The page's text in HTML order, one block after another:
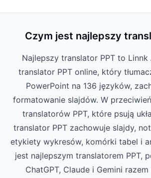
Czym jest najlepszy
Najlepszy translator PPT to
translator PPT online, który
PowerPoint na 136 języków,
formatowanie slajdów. W
translatorów PPT, które psują
translator PPT zachowuje slajdy,
etykiety wykresów, komórki tabel i
jest najlepszym translatorem PPT,
ChatGPT, Claude i Gemini razem